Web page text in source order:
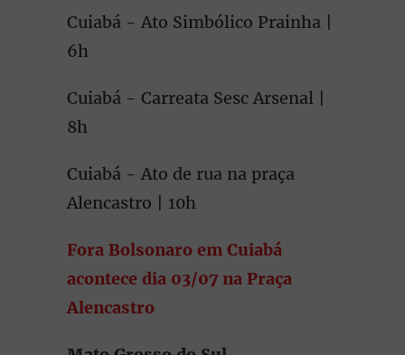
Cuiabá - Ato Simbólico Prainha |
6h
Cuiabá - Carreata Sesc Arsenal |
8h
Cuiabá - Ato de rua na praça
Alencastro | 10h
Fora Bolsonaro em Cuiabá
acontece dia 03/07 na Praça
Alencastro